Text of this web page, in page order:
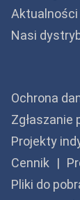
Aktualności
Nasi
Ochrona
Zgłaszanie
Projekty
Cennik
Pliki do